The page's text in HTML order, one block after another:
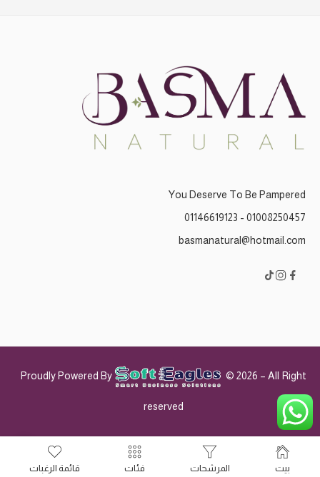
You Deserve To Be Pampered
01008250457 - 01146619123
basmanatural@hotmail.com
Proudly Powered By © 2026 – All Right
reserved
بيت المرشحات فئات قائمة الرغبات